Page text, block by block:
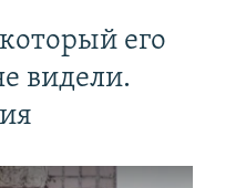
его
видели.